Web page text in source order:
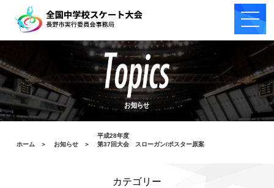
お知らせ
ホーム ＞ お知らせ ＞
平成28年度
第37回大会 スローガン/ポスター原案
カテゴリー